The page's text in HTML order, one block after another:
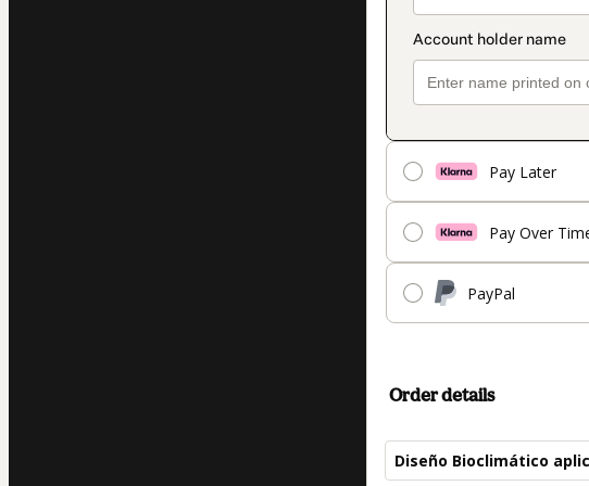
Pay Later
Pay Over
PayPal
Order details
Diseño Bioclimático